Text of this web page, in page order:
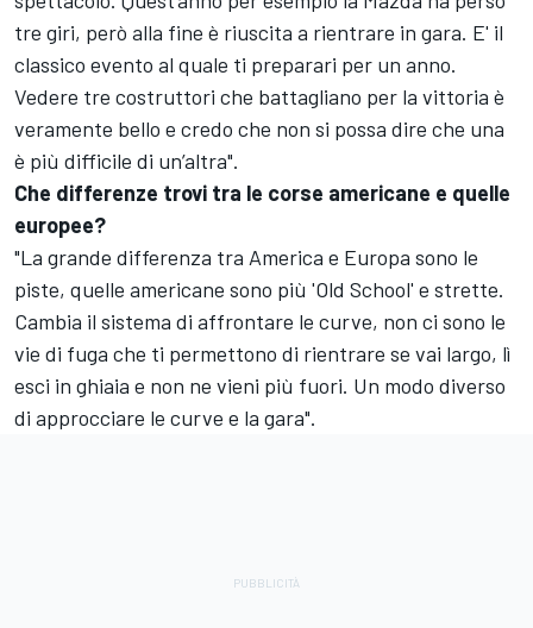
tre giri, però alla fine è riuscita a rientrare in gara. E' il
classico evento al quale ti preparari per un anno.
Vedere tre costruttori che battagliano per la vittoria è
veramente bello e credo che non si possa dire che una
è più difficile di un’altra".
Che differenze trovi tra le corse americane e quelle
europee?
"La grande differenza tra America e Europa sono le
piste, quelle americane sono più 'Old School' e strette.
Cambia il sistema di affrontare le curve, non ci sono le
vie di fuga che ti permettono di rientrare se vai largo, lì
esci in ghiaia e non ne vieni più fuori. Un modo diverso
di approcciare le curve e la gara".